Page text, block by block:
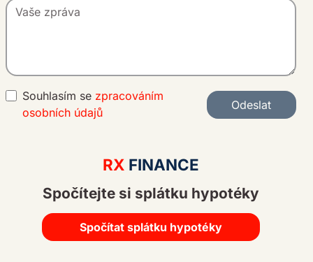
Souhlasím se zpracováním
osobních údajů
Odeslat
RX FINANCE
Spočítejte si splátku hypotéky
Spočítat splátku hypotéky